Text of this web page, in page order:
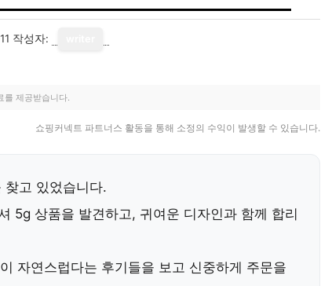
작성자:
를 제공받습니다.
쇼핑커넥트 파트너스 활동을 통해 소정의 수익이 발생할 수 있습니다.
찾고 있었습니다.
5g 상품을 발견하고, 귀여운 디자인과 함께 합리
자연스럽다는 후기 들을 보고 신중하게 주문을